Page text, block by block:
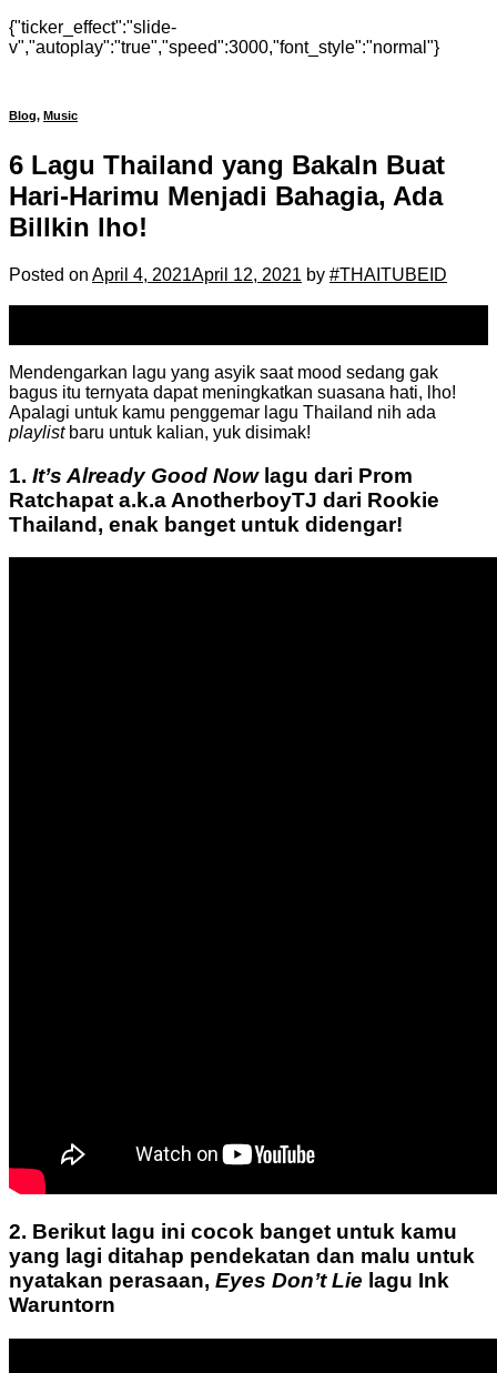
{"ticker_effect":"slide-
v","autoplay":"true","speed":3000,"font_style":"normal"}
Blog, Music
6 Lagu Thailand yang Bakaln Buat
Hari-Harimu Menjadi Bahagia, Ada
Billkin lho!
Posted on April 4, 2021April 12, 2021 by #THAITUBEID
Mendengarkan lagu yang asyik saat mood sedang gak
bagus itu ternyata dapat meningkatkan suasana hati, lho!
Apalagi untuk kamu penggemar lagu Thailand nih ada
playlistbaru untuk kalian, yuk disimak!
1. It’s Already Good Nowlagu dari Prom
Ratchapat a.k.a AnotherboyTJ dari Rookie
Thailand, enak banget untuk didengar!
2. Berikut lagu ini cocok banget untuk kamu
yang lagi ditahap pendekatan dan malu untuk
nyatakan perasaan, Eyes Don’t Lie lagu Ink
Waruntorn